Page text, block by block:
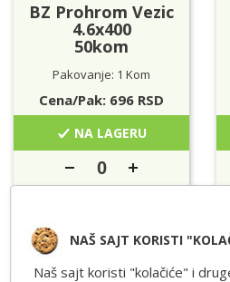
BZ Prohrom Vezic
4.6x400
50kom
Pakovanje: 1 Kom
Cena/Pak: 696 RSD
NA LAGERU
Prohrom
NAŠ SAJT KORISTI
Naš sajt koristi "kolačiće" i